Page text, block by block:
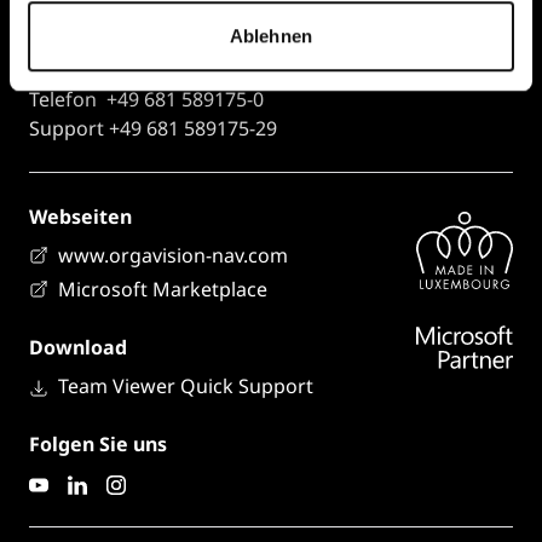
Ablehnen
Zweigniederlassung
D-66822 Lebach
Telefon +49 681 589175-0
Support +49 681 589175-29
Webseiten
www.orgavision-nav.com
Microsoft Marketplace
Download
Team Viewer Quick Support
Folgen Sie uns